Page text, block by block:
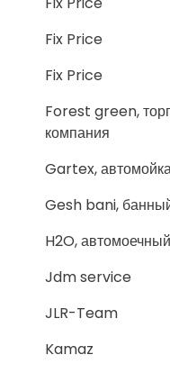
Fix Price
Fix Price
Forest green,
компания
Gartex,
Gesh bani,
H2O,
Jdm service
JLR-Team
Kamaz